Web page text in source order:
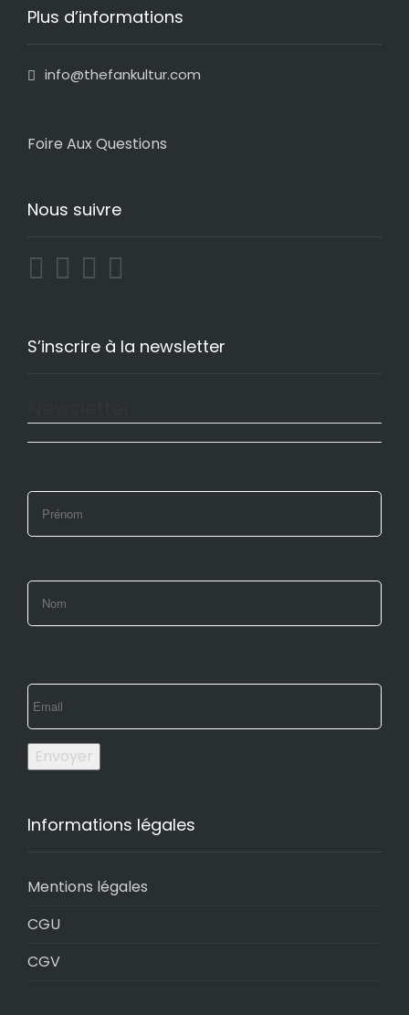
Plus d’informations
info@thefankultur.com
Foire Aux Questions
Nous suivre
S’inscrire à la newsletter
Envoyer
Informations légales
Mentions légales
CGU
CGV